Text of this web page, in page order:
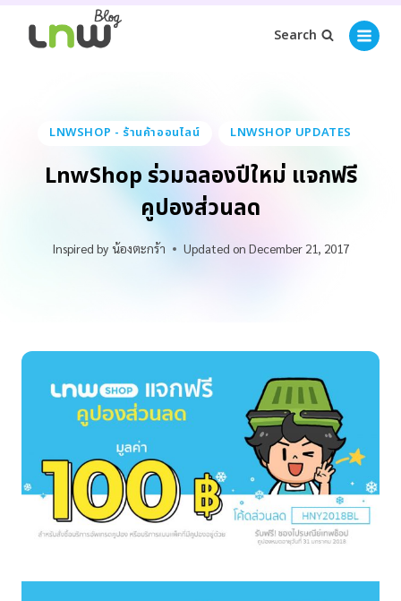
Search
LNWSHOP - ร้านค้าออนไลน์ LNWSHOP UPDATES
LnwShop ร่วมฉลองปีใหม่ แจกฟรี
คูปองส่วนลด
Inspired by น้องตะกร้า Updated on December 21, 2017